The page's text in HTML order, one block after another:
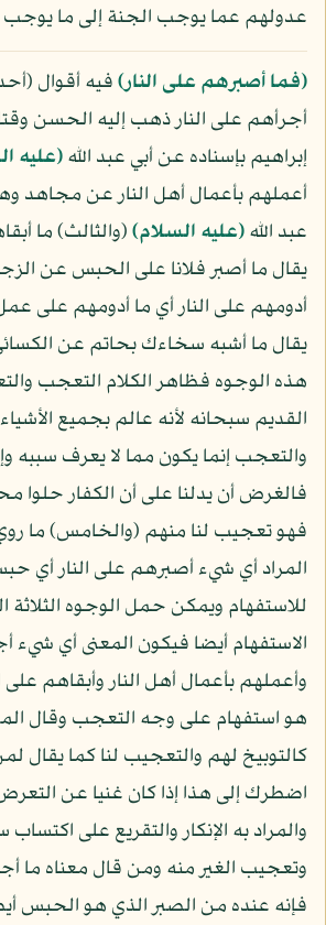
عدولهم عما يوجب الجنة إلى ما يوجب
﴿فما أصبرهم على النار﴾فيه أقوال
أجرأهم على النار ذهب إليه الحسن
إبراهيم بإسناده عن أبي عبد الله(عليه
أعملهم بأعمال أهل النار عن مجاهد
عبد الله(عليه السلام)(والثالث) ما
يقال ما أصبر فلانا على الحبس عن
أدومهم على النار أي ما أدومهم على
يقال ما أشبه سخاءك بحاتم عن
هذه الوجوه فظاهر الكلام التعجب
القديم سبحانه لأنه عالم بجميع
والتعجب إنما يكون مما لا يعرف سببه
فالغرض أن يدلنا على أن الكفار
فهو تعجيب لنا منهم (والخامس) ما
المراد أي شيء أصبرهم على النار أي
للاستفهام ويمكن حمل الوجوه الثلاثة
الاستفهام أيضا فيكون المعنى أي شيء
وأعملهم بأعمال أهل النار وأبقاهم على
هو استفهام على وجه التعجب وقال
كالتوبيخ لهم والتعجيب لنا كما يقال
اضطرك إلى هذا إذا كان غنيا عن
والمراد به الإنكار والتقريع على
وتعجيب الغير منه ومن قال معناه ما
فإنه عنده من الصبر الذي هو الحبس